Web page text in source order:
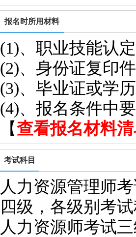
报名时所用材料
(1)、职业技能认
(2)、身份证复印
(3)、毕业证或学
(4)、报名条件中
【查看报名材料
考试科目
人力资源管理师
四级，各级别考
人力资源师考试